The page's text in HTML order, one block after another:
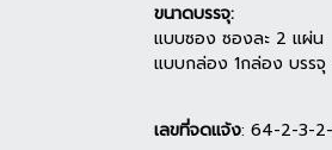
ขนาดบรรจุ:
แบบซอง ซองละ 2 แผ่น
แบบกล่อง 1กล่อง บรร
เลขที่จดแจ้ง: 64-2-3-